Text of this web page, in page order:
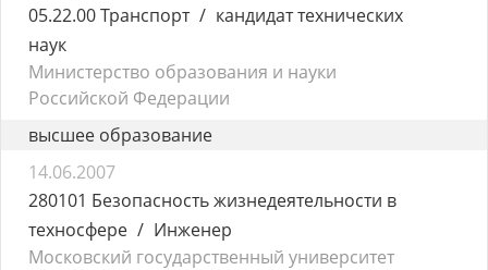
05.22.00 Транспорт
кандидат технических
наук
Министерство образования и науки
Российской Федерации
высшее образование
14.06.2007
280101 Безопасность жизнедеятельности в
техносфере
Инженер
Московский государственный университет